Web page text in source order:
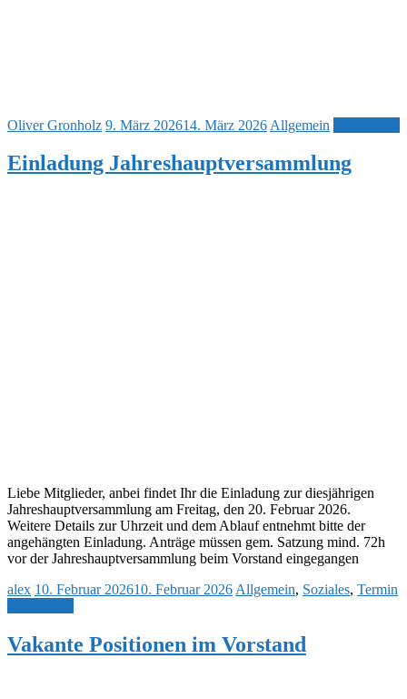
Oliver Gronholz 9. März 202614. März 2026 Allgemein
Einladung Jahreshauptversammlung
Liebe Mitglieder, anbei findet Ihr die Einladung zur diesjährigen
Jahreshauptversammlung am Freitag, den 20. Februar 2026.
Weitere Details zur Uhrzeit und dem Ablauf entnehmt bitte der
angehängten Einladung. Anträge müssen gem. Satzung mind. 72h
vor der Jahreshauptversammlung beim Vorstand eingegangen
alex 10. Februar 202610. Februar 2026 Allgemein, Soziales, Termin
Vakante Positionen im Vorstand